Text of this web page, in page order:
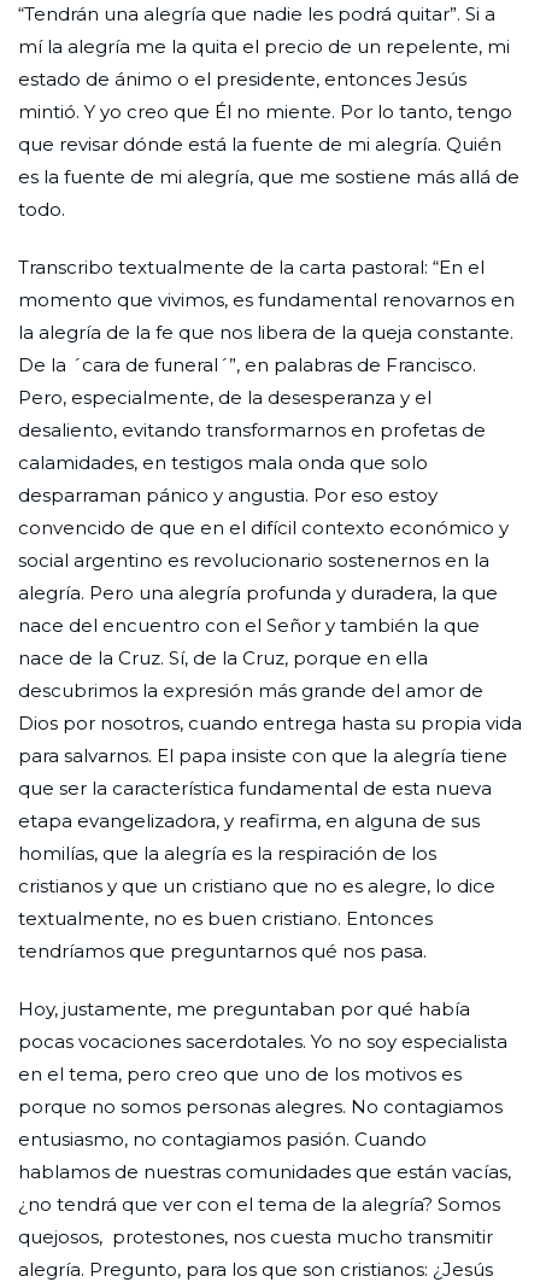
“Tendrán una alegría que nadie les podrá quitar”. Si a
mí la alegría me la quita el precio de un repelente, mi
estado de ánimo o el presidente, entonces Jesús
mintió. Y yo creo que Él no miente. Por lo tanto, tengo
que revisar dónde está la fuente de mi alegría. Quién
es la fuente de mi alegría, que me sostiene más allá de
todo.
Transcribo textualmente de la carta pastoral: “En el
momento que vivimos, es fundamental renovarnos en
la alegría de la fe que nos libera de la queja constante.
De la ´cara de funeral´”, en palabras de Francisco.
Pero, especialmente, de la desesperanza y el
desaliento, evitando transformarnos en profetas de
calamidades, en testigos mala onda que solo
desparraman pánico y angustia. Por eso estoy
convencido de que en el difícil contexto económico y
social argentino es revolucionario sostenernos en la
alegría. Pero una alegría profunda y duradera, la que
nace del encuentro con el Señor y también la que
nace de la Cruz. Sí, de la Cruz, porque en ella
descubrimos la expresión más grande del amor de
Dios por nosotros, cuando entrega hasta su propia vida
para salvarnos. El papa insiste con que la alegría tiene
que ser la característica fundamental de esta nueva
etapa evangelizadora, y reafirma, en alguna de sus
homilías, que la alegría es la respiración de los
cristianos y que un cristiano que no es alegre, lo dice
textualmente, no es buen cristiano. Entonces
tendríamos que preguntarnos qué nos pasa.
Hoy, justamente, me preguntaban por qué había
pocas vocaciones sacerdotales. Yo no soy especialista
en el tema, pero creo que uno de los motivos es
porque no somos personas alegres. No contagiamos
entusiasmo, no contagiamos pasión. Cuando
hablamos de nuestras comunidades que están vacías,
¿no tendrá que ver con el tema de la alegría? Somos
quejosos, protestones, nos cuesta mucho transmitir
alegría. Pregunto, para los que son cristianos: ¿Jesús